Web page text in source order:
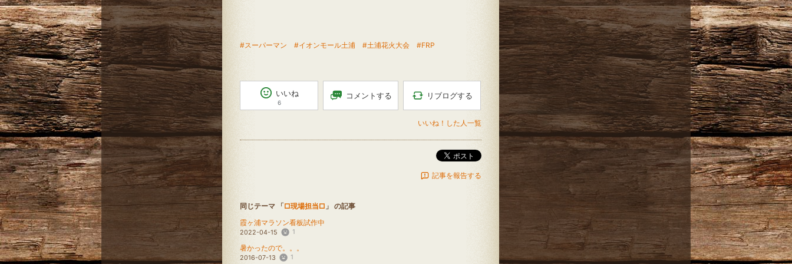
#スーパーマン #イオンモール土浦 #土浦花火大会 #FRP
いいね
6
コメントする リブログする
いいね！した人一覧
ポスト
記事を報告する
同じテーマ 「□現場担当□ 」 の記事
霞ヶ浦マラソン看板試作中
2022-04-15 1
暑かったので。。。
2016-07-13 1